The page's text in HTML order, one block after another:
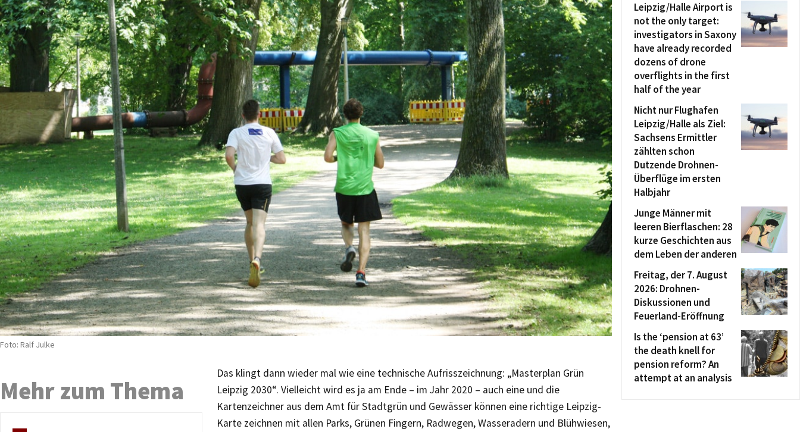
Foto: Ralf Julke
Das klingt dann wieder mal wie eine technische Aufrisszeichnung: „Masterplan Grün
Leipzig 2030“. Vielleicht wird es ja am Ende – im Jahr 2020 – auch eine und die
Kartenzeichner aus dem Amt für Stadtgrün und Gewässer können eine richtige Leipzig-
Karte zeichnen mit allen Parks, Grünen Fingern, Radwegen, Wasseradern und Blühwiesen,
Mehr zum Thema
Leipzig/Halle Airport is
not the only target:
investigators in Saxony
have already recorded
dozens of drone
overflights in the first
half of the year
Nicht nur Flughafen
Leipzig/Halle als Ziel:
Sachsens Ermittler
zählten schon
Dutzende Drohnen-
Überflüge im ersten
Halbjahr
Junge Männer mit
leeren Bierflaschen: 28
kurze Geschichten aus
dem Leben der anderen
Freitag, der 7. August
2026: Drohnen-
Diskussionen und
Feuerland-Eröffnung
Is the ‘pension at 63’
the death knell for
pension reform? An
attempt at an analysis